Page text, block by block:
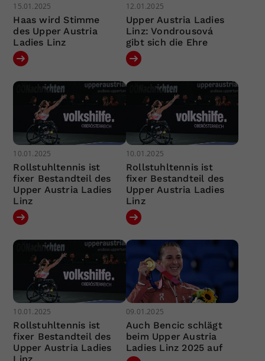
15.01.2025
Haas wird Stimme
des Upper Austria
Ladies Linz
12.01.2025
Upper Austria Ladies
Linz: Vondrousová
gibt sich die Ehre
10.01.2025
Rollstuhltennis ist
fixer Bestandteil des
Upper Austria Ladies
Linz
10.01.2025
Rollstuhltennis ist
fixer Bestandteil des
Upper Austria Ladies
Linz
10.01.2025
Rollstuhltennis ist
fixer Bestandteil des
Upper Austria Ladies
09.01.2025
Auch Bencic schlägt
beim Upper Austria
Ladies Linz 2025 auf